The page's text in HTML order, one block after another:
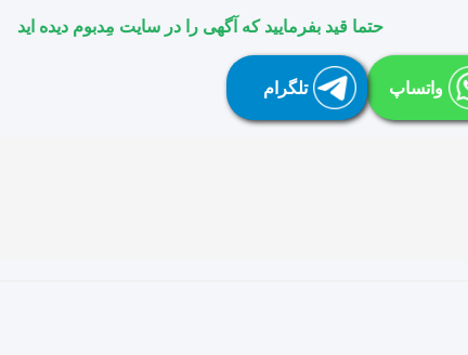
حتما قید بفرمایید که آگهی را در سایت مِدبوم دیده اید
واتساپ تلگرام